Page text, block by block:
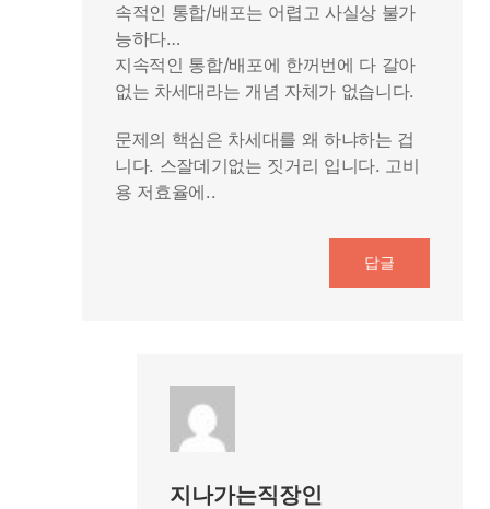
속적인 통합/배포는 어렵고 사실상 불가
능하다…
지속적인 통합/배포에 한꺼번에 다 갈아
없는 차세대라는 개념 자체가 없습니다.
문제의 핵심은 차세대를 왜 하냐하는 겁
니다. 스잘데기없는 짓거리 입니다. 고비
용 저효율에..
답글
지나가는직장인